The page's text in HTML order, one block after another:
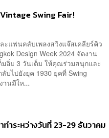
Swing Fair!
แฟนคลับเพลงสวิงแจ๊สเคลียร์คิว
Design Week 2024 จัดงาน
มอิ่ม 3 วันเต็ม ให้คุณร่วมสนุกและ
ไปยังยุค 1930 ยุคที่ Swing
านมีให...
ำระหว่างวันที่ 23-29 ธันวาคม